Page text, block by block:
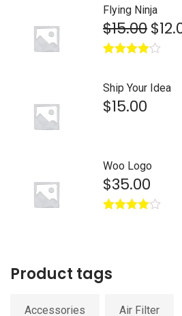
Flying Ninja
$15.00$
Ship Your Idea
$15.00
Woo Logo
$35.00
Product tags
Accessories Air Filter